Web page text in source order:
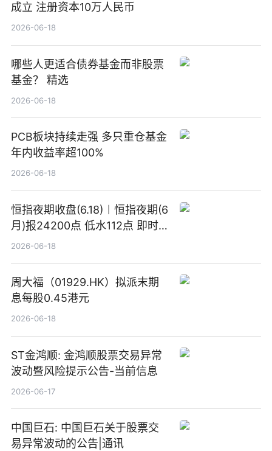
成立 注册资本10万人民币
2026-06-18
哪些人更适合债券基金而非股票
基金？ 精选
2026-06-18
PCB板块持续走强 多只重仓基金
年内收益率超100%
2026-06-18
恒指夜期收盘(6.18)︱恒指夜期(6
月)报24200点 低水112点 即时
焦点
2026-06-18
周大福（01929.HK）拟派末期
息每股0.45港元
2026-06-18
ST金鸿顺: 金鸿顺股票交易异常
波动暨风险提示公告-当前信息
2026-06-17
中国巨石: 中国巨石关于股票交
易异常波动的公告|通讯